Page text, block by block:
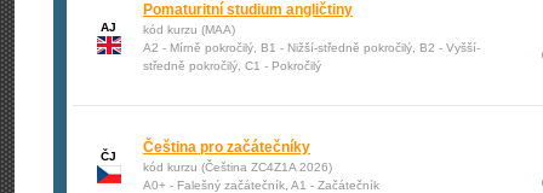
AJ
Pomaturitní studium angličtiny
kód kurzu (MAA)
A2 - Mírně pokročilý, B1 - Nižší-středně pokročilý, B2 - Vyšší-
středně pokročilý, C1 - Pokročilý
ČJ
Čeština pro začátečníky
kód kurzu (Čeština ZC4Z1A 2026)
A0+ - Falešný začátečník, A1 - Začátečník